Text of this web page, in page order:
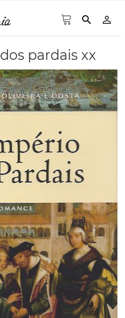
search person_outline
pardais xx